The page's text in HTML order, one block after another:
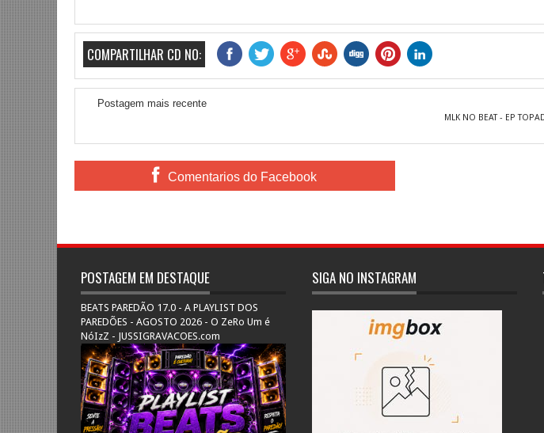
COMPARTILHAR CD NO:
Postagem mais recente
MLK NO BEAT - EP
Comentarios do Facebook
POSTAGEM EM DESTAQUE
BEATS PAREDÃO 17.0 - A PLAYLIST DOS
PAREDÕES - AGOSTO 2026 - O ZeRo Um é
NóIzZ - JUSSIGRAVACOES.com
SIGA NO INSTAGRAM